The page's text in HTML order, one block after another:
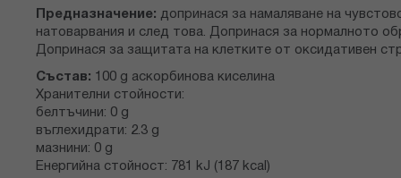
Предназначение: допринася за намаляване на
натоварвания и след това. Допринася за нормалното
Допринася за защитата на клетките от оксидативен
Състав: 100 g аскорбинова киселина
Хранителни стойности:
белтъчини: 0 g
въглехидрати: 2.3 g
мазнини: 0 g
Енергийна стойност: 781 kJ (187 kcal)